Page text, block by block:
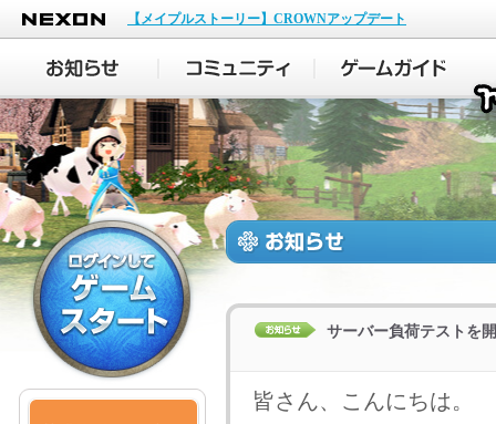
NEXON
【メイプルストーリー】CROWNアップデート
サーバー負荷テストを
皆さん、こんにちは。